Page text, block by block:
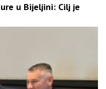
u Bijeljini: Cilj je